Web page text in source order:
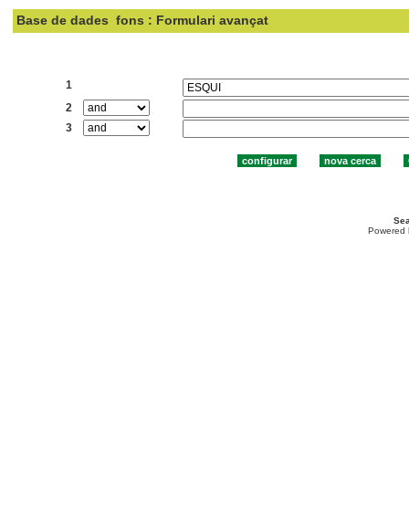
Base de dades fons : Formulari avançat
1
2
3